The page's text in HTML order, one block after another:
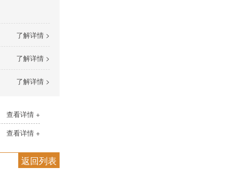
了解详情 >
了解详情 >
了解详情 >
查看详情 +
查看详情 +
返回列表